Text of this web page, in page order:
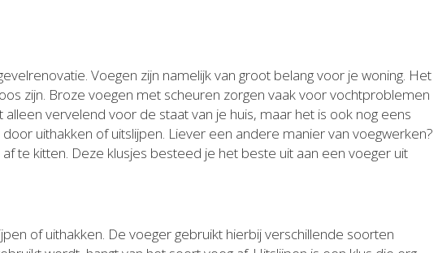
Voegen zijn namelijk van groot belang voor je woning. Het
zijn. Broze voegen met scheuren zorgen vaak voor vochtproblemen
vervelend voor de staat van je huis, maar het is ook nog eens
uithakken of uitslijpen. Liever een andere manier van voegwerken?
te kitten. Deze klusjes besteed je het beste uit aan een voeger uit
of uithakken. De voeger gebruikt hierbij verschillende soorten